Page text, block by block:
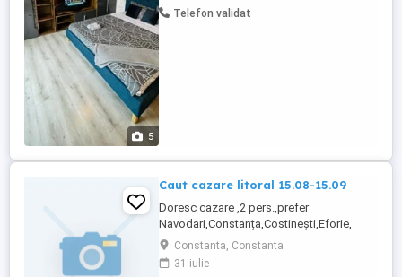
5
aparat de cafea, terasa, mobilat si utilat
Telefon validat
Caut cazare litoral 15.08-15.09
Doresc cazare ,2 pers.,prefer
Navodari,Constanța,Costinești,Eforie,
Mangalia
Constanta, Constanta
31 iulie